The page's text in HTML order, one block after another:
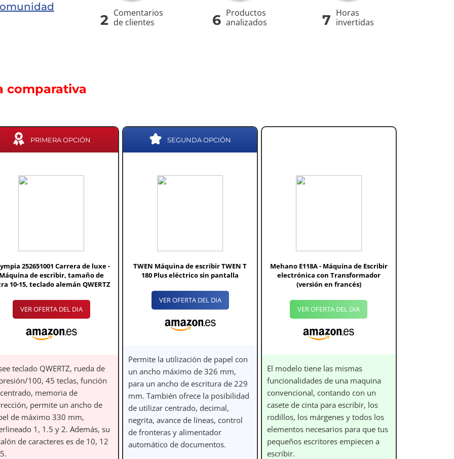
2 Comentarios
de clientes
6 Productos
analizados
7 Horas
invertidas
comparativa
PRIMERA OPCIÓN
252651001 Carrera de luxe -
Máquina de escribir, tamaño de
10-15, teclado alemán QWERTZ
VER OFERTA DEL DIA
teclado QWERTZ, rueda de
100, 45 teclas, función
memoria de
permite un ancho de
de máximo 330 mm,
1, 1.5 y 2. Además, su
de caracteres es de 10, 12
SEGUNDA OPCIÓN
TWEN Máquina de escribir TWEN T
180 Plus eléctrico sin pantalla
VER OFERTA DEL DIA
Permite la utilización de papel con
un ancho máximo de 326 mm,
para un ancho de escritura de 229
mm. También ofrece la posibilidad
de utilizar centrado, decimal,
negrita, avance de líneas, control
de fronteras y alimentador
automático de documentos.
Mehano E118A - Máquina de Escribir
electrónica con Transformador
(versión en francés)
VER OFERTA DEL DIA
El modelo tiene las mismas
funcionalidades de una maquina
convencional, contando con un
casete de cinta para escribir, los
rodillos, los márgenes y todos los
elementos necesarios para que tus
pequeños escritores empiecen a
escribir.